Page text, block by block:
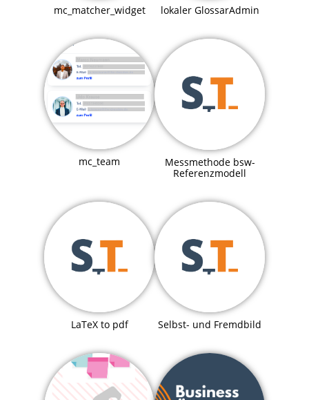
mc_matcher_widget lokaler GlossarAdmin
mc_team
Messmethode bsw-
Referenzmodell
LaTeX to pdf Selbst- und Fremdbild